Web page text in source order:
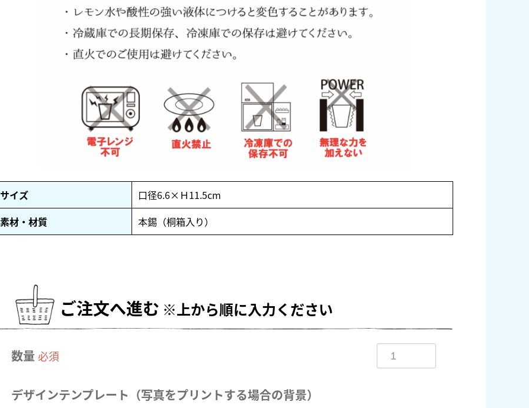
サイズ
口径6.6×Ｈ11.5cm
素材・材質
本錫（桐箱入り）
ご注文へ進む ※上から順に入力ください
数量 必須
デザインテンプレート （写真をプリントする場合の背景）